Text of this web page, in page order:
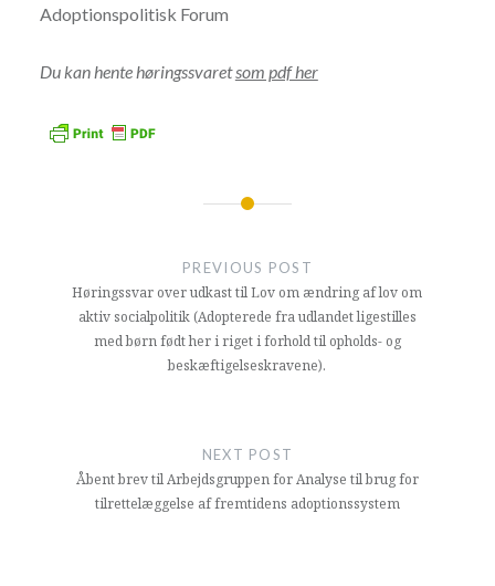
Adoptionspolitisk Forum
Du kan hente høringssvaretsom pdf her
Indlægsnavigation
PREVIOUS POST
Høringssvar over udkast til Lov om ændring af lov om
aktiv socialpolitik (Adopterede fra udlandet ligestilles
med børn født her i riget i forhold til opholds- og
beskæftigelseskravene).
NEXT POST
Åbent brev til Arbejdsgruppen for Analyse til brug for
tilrettelæggelse af fremtidens adoptionssystem